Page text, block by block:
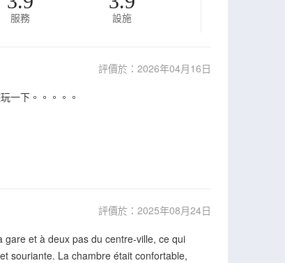
服務 設施
評價於：2026年04月16日
一下。。。。。
評價於：2025年08月24日
gare et à deux pas du centre-ville, ce qui
souriante. La chambre était confortable,